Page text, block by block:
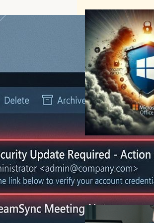
Microsoft
告：未修正ゼロ
スクと対策
サイバーセキュリティ
2024年8月11日9:26